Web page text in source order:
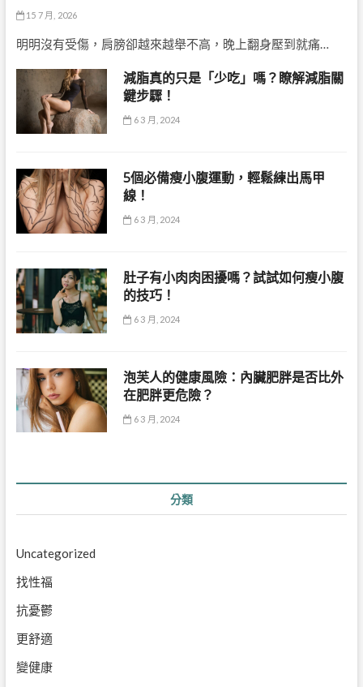
15 7 月, 2026
明明沒有受傷，肩膀卻越來越舉不高，晚上翻身壓到就痛…
減脂真的只是「少吃」嗎？瞭解減脂關
鍵步驟！
6 3 月, 2024
5個必備瘦小腹運動，輕鬆練出馬甲
線！
6 3 月, 2024
肚子有小肉肉困擾嗎？試試如何瘦小腹
的技巧！
6 3 月, 2024
泡芙人的健康風險：內臟肥胖是否比外
在肥胖更危險？
6 3 月, 2024
分類
Uncategorized
找性福
抗憂鬱
更舒適
變健康